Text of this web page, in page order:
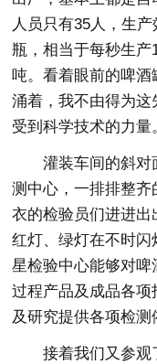
人员只有35人，生
瓶，相当于每秒生
吨。看着眼前的啤
涌着，我不由得为
受到科学技术的力量
灌装车间的斜对
测中心，一排排整齐
衣的检验员们进进
红灯、绿灯在不时
星检验中心能够对啤
过程产品及成品各
及研究提供各项检测
接着我们又参观